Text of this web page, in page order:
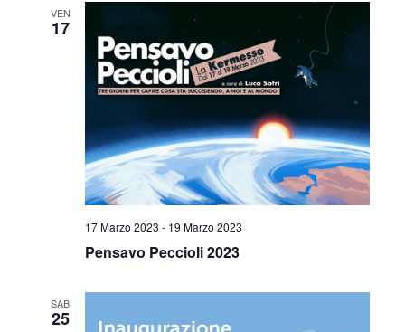
VEN
17
17 Marzo 2023 - 19 Marzo 2023
Pensavo Peccioli 2023
SAB
25